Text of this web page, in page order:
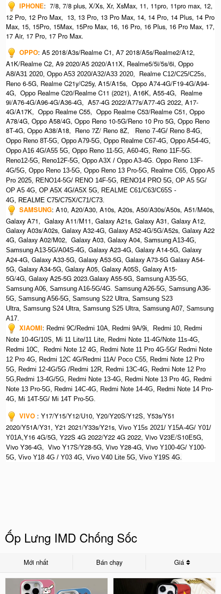
IPHONE: 7/8, 7/8 plus, X/Xs, Xr, XsMax, 11, 11pro, 11pro max, 12,
12 Pro, 12 Pro Max, 13, 13 Pro, 13 Pro Max, 14, 14 Pro, 14 Plus, 14 Pro
Max, 15, 15Pro, 15Max, 15Pro Max, 16, 16 Pro, 16 Plus, 16 Pro Max, 17,
17 Air, 17 Pro, 17 Pro Max.
OPPO: A5 2018/A3s/Realme C1, A7 2018/A5s/Realme2/A12,
A1K/Realme C2, A9 2020/A5 2020/A11X, Realme5/5i/5s/6i, Oppo
A8/A31 2020, Oppo A53 2020/A32/A33 2020, Realme C12/C25/C25s,
Reno 6-5G, Realme C21y/C25y, A15/A15s, Oppo A74-4G/F19-4G/A94-
4G, Oppo Realme C20/Realme C11 (2021), A16K, A55-4G, Realme
9i/A76-4G/A96-4G/A36-4G, A57-4G 2022/A77s/A77-4G 2022, A17-
4G/A17K, Oppo Realme C55, Oppo Realme C53/Realme C51, Oppo
A78/4G, Oppo A58/4G, Oppo Reno 10-5G/Reno 10 Pro 5G, Oppo Reno
8T-4G, Oppo A38/A18, Reno 7Z/ Reno 8Z,
Reno 7-4G/ Reno 8-4G,
Oppo Reno 8T-5G, Oppo A79-5G, Oppo Realme C67-4G, Oppo A54-4G,
Oppo A16 4G/A55 5G, Oppo Reno 11-5G, A60-4G, Reno 11F-5G.
Reno12-5G, Reno12F-5G, Oppo A3X / Oppo A3-4G. Oppo Reno 13F-
4G/5G, Oppo Reno 13-5G, Oppo Reno 13 Pro-5G, Realme C65, Oppo A5
Pro 2025, RENO14-5G/ RENO 14F-5G, RENO14 PRO 5G, OP A5 5G/
OP A5 4G, OP A5X 4G/A5X 5G, REALME C61/C63/C65S -
4G, REALME C75/C75X/C71/C73.
SAMSUNG: A10, A20/A30, A10s, A20s, A50/A30s/A50s, A51/M40s,
Galaxy A71, Galaxy A11/M11, Galaxy A21s, Galaxy A31, Galaxy A12,
Galaxy A03s/A02s, Galaxy A32-4G, Galaxy A52-4G/5G/A52s, Galaxy A22
4G, Galaxy A02/M02, Galaxy A03, Galaxy A04, Samsung A13-4G,
Samsung A13-5G/A04S-4G, Galaxy A23-4G, Galaxy A14-5G, Galaxy
A24-4G, Galaxy A33-5G, Galaxy A53-5G, Galaxy A73-5G Galaxy A54-
5G, Galaxy A34-5G, Galaxy A05, Galaxy A05S, Galaxy A15-
5G/4G, Galaxy A25-5G 2023.Galaxy A55-5G, Samsung A35-5G,
Samsung A06, Samsung A16-5G/4G. Samsung A26-5G, Samsung A36-
5G, Samsung A56-5G, Samsung S22 Ultra, Samsung S23
Ultra, Samsung S24 Ultra, Samsung S25 Ultra, Samsung A07, Samsung
A17.
XIAOMI: Redmi 9C/Redmi 10A, Redmi 9A/9i, Redmi 10, Redmi
Note 10-4G/10S, Mi 11 Lite/11 Lite, Redmi Note 11-4G/Note 11s-4G,
Redmi 10C, Redmi Note 12 4G, Redmi Note 11 Pro 4G-5G/ Redmi Note
12 Pro 4G, Redmi 12C 4G/Redmi 11A/ Poco C55, Redmi Note 12 Pro
5G, Redmi 12-4G/5G /Redmi 12R, Redmi 13C-4G, Redmi Note 12 Pro
5G,Redmi 13-4G/5G, Redmi Note 13-4G, Redmi Note 13 Pro 4G, Redmi
Note 13 Pro-5G, Redmi 14C-4G, Redmi Note 14-4G, Redmi Note 14 Pro-
4G, Mi 14T-5G/ Mi 14T Pro-5G.
VIVO : Y17/Y15/Y12/U10, Y20/Y20S/Y12S, Y53s/Y51
2020/Y51A/Y31, Y21 2021/Y33s/Y21s, Vivo Y15s 2021/ Y15A-4G/ Y01/
Y01A,Y16 4G/5G, Y22S 4G 2022/Y22 4G 2022, Vivo V23E/S10E5G,
Vivo Y36-4G, Vivo Y17S/Y28-5G, Vivo Y28-4G, Vivo Y100-4G/ Y100-
5G, Vivo Y18 4G / Y03 4G, Vivo V40 Lite 5G, Vivo Y19S 4G.
Ốp Lưng IMD Chống Sốc
Mới nhất Bán chạy Giá